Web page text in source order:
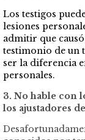
Los testigos
lesiones
admitir que
testimonio de un
ser la diferencia
personales.
3. No hable con
los ajustadores